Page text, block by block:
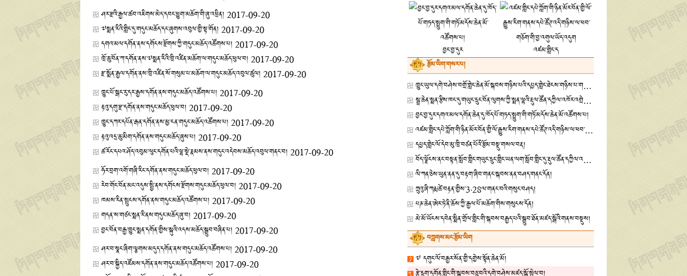
ཤར་རྫའི་རྒྱལ་ཚབ་འཇིགས་མེད་དབང་ཕྱུག་མཆོག་གི་ཞུ་འཕྲིན། 2017-09-20
༧སྨན་རིའི་གླིང་དུ་གདུང་མཆོད་དང་ཞུགས་འབུལ་གྱི་སྟ་གོན། 2017-09-20
དགའ་མལ་དགོན་ནས་དགོངས་རྫོགས་ཀྱི་གདུང་མཆོད་འཚོགས་པ། 2017-09-20
ཁྲོ་ཆུ་བོན་ཀ་དགོན་ནས་༧སྨན་རིའི་ཁྲི་འཛིན་མཆོག་ལ་གདུང་མཆོད་ཕུལ་བ། 2017-09-20
རྫ་སྨོན་རྒྱལ་དགོན་ནས་ཁྲི་འཛིན་སོ་གསུམ་པ་མཆོག་ལ་གདུང་མཆོད་འབུལ་ཚུལ། 2017-09-20
ཁྱུང་པོ་སྒང་རུ་དར་རྒྱས་དགོན་ནས་གདུང་མཆོད་འཚོགས་པ། 2017-09-20
རྟའུ་དགུ་རྫ་དགོན་ནས་གདུང་མཆོད་ཕུལ་བ། 2017-09-20
ཁྱུང་དཀར་དཔོན་རྒན་དགོན་ནས་མྱ་ངན་གདུང་མཆོད་འཚོགས་པ། 2017-09-20
རྟའུ་འདྲ་ཆུ་མིག་དགོན་ནས་གདུང་མཆོད་ཞུས་པ། 2017-09-20
ཚ་རོང་དཔའ་ཤོད་འབུམ་ལུང་དགོན་པའི་ལྷ་སྡེ་རྣམས་ནས་གདུང་འདེབས་མཆོད་འབུལ་གནང་བ། 2017-09-20
ཧོར་བྲག་འགོ་གཞི་རིང་དགོན་ནས་གདུང་མཆོད་ཕུལ་བ། 2017-09-20
རེབ་གོང་བོན་མང་འདུས་སྤྱི་ནས་དགོངས་རྫོགས་གདུང་མཆོད་ཕུལ་བ། 2017-09-20
ཁམས་རིན་སྤུངས་དགོན་ནས་གདུང་མཆོད་འཚོགས་པ། 2017-09-20
གདན་ས་གཙང་སྨན་རི་ནས་གདུང་མཆོད་ཞུ་བ། 2017-09-20
བྱང་བོན་བརྒྱ་ཁྱུང་སྨན་དགོན་གྱིས་སྐུའི་འདས་མཆོད་སྒྲུབ་བཞིན་པ། 2017-09-20
ཤར་བ་སྣང་ཞིག་ལྕགས་མདུད་དགོན་ནས་གདུང་མཆོད་འཚོགས་པ། 2017-09-20
ཤར་བ་སྐྱིད་འཛོམས་དགོན་ནས་གདུང་མཆོད་འཚོགས་པ། 2017-09-20
བྱང་བྱ་དུར
འཛམ་གླིང་ད
རྩོམ་ཡིག་གསར་པ།
ཁྱུང་ཡུལ་དགེ་བཤེས་བགྲོ་གླེང་ཆེན་མོ་སྐབས་གཉིས་པའི་དཔྱད་གླེང་ཐེངས་གཉིས་པ་གཟབ་རྒྱས་ངང་འཚོགས་པ།
སྦྲ་ཆེན་སྨན་རྩིས་ཁང་དུ་གཡུང་དྲུང་བོན་ལུགས་ཀྱི་སྨན་ལྷའི་རྡུལ་ཚོན་དཀྱིལ་འཁོར་འགྲེམ་སྟོན་གནང་བ།
བྱང་བྱ་དུར་དགའ་མལ་དགོན་ཆེན་དུ་ཁོད་པོ་གཏད་སྤྲུག་གི་གཏོ་མདོས་ཆེན་མོ་འཚོགས་པ།
འཛམ་གླིང་དཔེ་ཀློག་གི་ཉིན་མོར་བོན་གྱི་ལོ་རྒྱུས་རིག་གནས་དཔེ་ཚོཊ་འདི་གཉིས་ལ་ཕབ་གཅོག་གི་བྱ་འགུལ་ཡོད་འདུག
དཔྱད་གླེང་ལོ་དེབ་མུ་ཁྲི་བཙན་པོའི་རྩོམ་བསྡུ་གསལ་བརྡ།
བོད་ལྗོངས་ནང་བསྟན་སློབ་གླིང་གཡུང་དྲུང་གླིང་ཡན་ལག་སློབ་གླིང་དུ་རྡུལ་ཚོན་དཀྱིལ་འཁོར་འགྲེམས་སྟོན་གནང་བ།
ལི་ཀན་ཅེས་ཡུན་ནན་དུ་བརྟག་ཞིབ་གནང་སྐབས་ནན་བཤད་གནང་དོན།
ཀྲུའུ་ཞི་ཀརྨ་ཚེ་བརྟན་གྱིས་3·28ལ་གནང་བའི་གསུང་བཤད།
པཎ་ཆེན་ཨེར་ཏེ་ནི་ཆོས་ཀྱི་རྒྱལ་པོ་མཆོག་གིས་གསུངས་དོན།
མེ་མོ་ཡོངས་དབེན་སྨིན་གྲོལ་གླིང་གི་སྐབས་བརྒྱད་པའི་སྒྲུབ་ཐོན་མཛད་སྒོའི་གནས་བསྡུས།
བཀླགས་མང་རྩོམ་ཡིག
༧ དགུང་ལོ་བརྒྱར་སོན་གྱི་དགྱེས་སྟོན་ཆེན་མོ།